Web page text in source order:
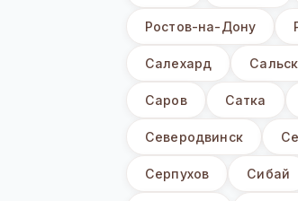
Ростов-на-Дону
Салехард Сальск
Саров Сатка
Северодвинск
Серпухов Сибай